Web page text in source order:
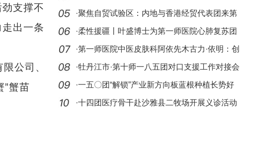
支撑不
出一条
公司、
”蟹苗
·聚焦自贸试验区：内地与香港经贸代表团来第
十二师
·柔性援疆丨叶盛博士为第一师医院心肺复苏团
队带来
·第一师医院中医皮肤科阿依先木古力·依明：创
新中
·牡丹江市·第十师一八五团对口支援工作对接会
议召
·一五〇团“解锁”产业新方向板蓝根种植长势好
·十四团医疗骨干赴沙雅县二牧场开展义诊活动